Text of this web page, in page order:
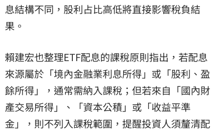
息結構不同，股利占比高低將直接影響稅負結
果。
賴建宏也整理ETF配息的課稅原則指出，若配息
來源屬於「境內金融業利息所得」或「股利、盈
餘所得」，通常需納入課稅；但若來自「國內財
產交易所得」、「資本公積」或「收益平準
金」，則不列入課稅範圍，提醒投資人須釐清配